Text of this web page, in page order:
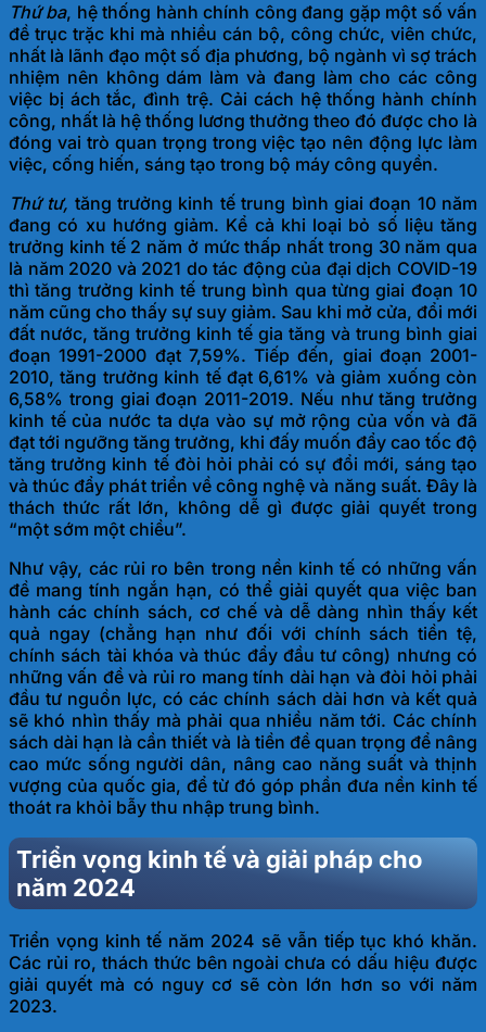
Thứ ba, hệ thống hành chính công đang gặp một số vấn
đề trục trặc khi mà nhiều cán bộ, công chức, viên chức,
nhất là lãnh đạo một số địa phương, bộ ngành vì sợ trách
nhiệm nên không dám làm và đang làm cho các công
việc bị ách tắc, đình trệ. Cải cách hệ thống hành chính
công, nhất là hệ thống lương thưởng theo đó được cho là
đóng vai trò quan trọng trong việc tạo nên động lực làm
việc, cống hiến, sáng tạo trong bộ máy công quyền.
Thứ tư, tăng trưởng kinh tế trung bình giai đoạn 10 năm
đang có xu hướng giảm. Kể cả khi loại bỏ số liệu tăng
trưởng kinh tế 2 năm ở mức thấp nhất trong 30 năm qua
là năm 2020 và 2021 do tác động của đại dịch COVID-19
thì tăng trưởng kinh tế trung bình qua từng giai đoạn 10
năm cũng cho thấy sự suy giảm. Sau khi mở cửa, đổi mới
đất nước, tăng trưởng kinh tế gia tăng và trung bình giai
đoạn 1991-2000 đạt 7,59%. Tiếp đến, giai đoạn 2001-
2010, tăng trưởng kinh tế đạt 6,61% và giảm xuống còn
6,58% trong giai đoạn 2011-2019. Nếu như tăng trưởng
kinh tế của nước ta dựa vào sự mở rộng của vốn và đã
đạt tới ngưỡng tăng trưởng, khi đấy muốn đẩy cao tốc độ
tăng trưởng kinh tế đòi hỏi phải có sự đổi mới, sáng tạo
và thúc đẩy phát triển về công nghệ và năng suất. Đây là
thách thức rất lớn, không dễ gì được giải quyết trong
“một sớm một chiều”.
Như vậy, các rủi ro bên trong nền kinh tế có những vấn
đề mang tính ngắn hạn, có thể giải quyết qua việc ban
hành các chính sách, cơ chế và dễ dàng nhìn thấy kết
quả ngay (chẳng hạn như đối với chính sách tiền tệ,
chính sách tài khóa và thúc đẩy đầu tư công) nhưng có
những vấn đề và rủi ro mang tính dài hạn và đòi hỏi phải
đầu tư nguồn lực, có các chính sách dài hơn và kết quả
sẽ khó nhìn thấy mà phải qua nhiều năm tới. Các chính
sách dài hạn là cần thiết và là tiền đề quan trọng để nâng
cao mức sống người dân, nâng cao năng suất và thịnh
vượng của quốc gia, để từ đó góp phần đưa nền kinh tế
thoát ra khỏi bẫy thu nhập trung bình.
Triển vọng kinh tế và giải pháp cho
năm 2024
Triển vọng kinh tế năm 2024 sẽ vẫn tiếp tục khó khăn.
Các rủi ro, thách thức bên ngoài chưa có dấu hiệu được
giải quyết mà có nguy cơ sẽ còn lớn hơn so với năm
2023.